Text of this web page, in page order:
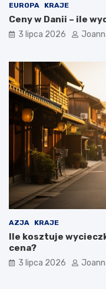
EUROPA KRAJE
Ceny w Danii – ile
3 lipca 2026
AZJA KRAJE
Ile kosztuje
cena?
3 lipca 2026